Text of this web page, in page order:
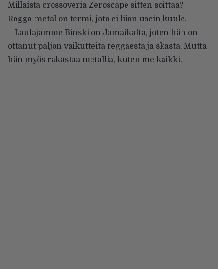
Millaista crossoveria Zeroscape sitten soittaa?
Ragga-metal on termi, jota ei liian usein kuule.
– Laulajamme Binski on Jamaikalta, joten hän on
ottanut paljon vaikutteita reggaesta ja skasta. Mutta
hän myös rakastaa metallia, kuten me kaikki.